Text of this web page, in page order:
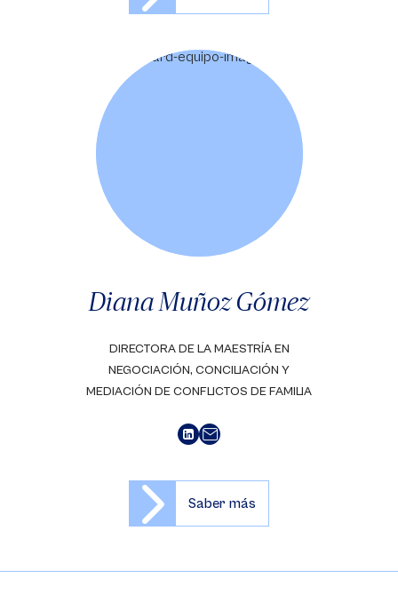
Diana Muñoz Gómez
DIRECTORA DE LA MAESTRÍA EN
NEGOCIACIÓN, CONCILIACIÓN Y
MEDIACIÓN DE CONFLICTOS DE FAMILIA
Saber más